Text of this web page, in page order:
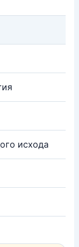
исхода